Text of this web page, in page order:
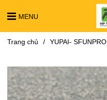
MENU
Trang chủ / YUPAI- SFUNPRO